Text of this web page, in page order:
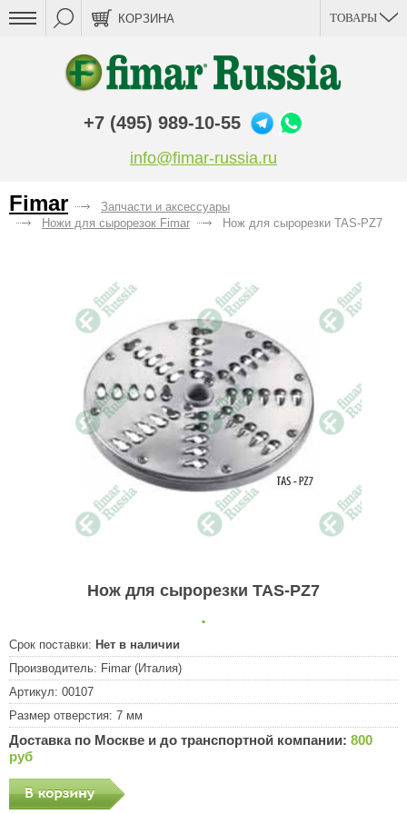
ТОВАРЫ
КОРЗИНА
+7 (495) 989-10-55
info@fimar-russia.ru
Fimar
Запчасти и аксессуары
Ножи для сырорезок Fimar
Нож для сырорезки TAS-PZ7
Нож для сырорезки TAS-PZ7
.
Срок поставки: Нет в наличии
Производитель: Fimar (Италия)
Артикул: 00107
Размер отверстия: 7 мм
Доставка по Москве и до транспортной компании: 800
руб